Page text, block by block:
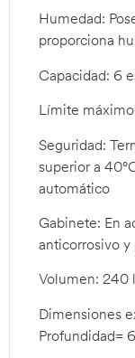
Humedad:
proporciona
Capacidad: 6
Límite máximo
Seguridad:
superior a
automático
Gabinete: En
anticorrosivo y
Volumen: 240
Dimensiones
Profundidad=